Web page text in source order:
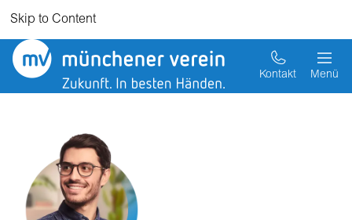
Skip to Content
Kontakt Menü